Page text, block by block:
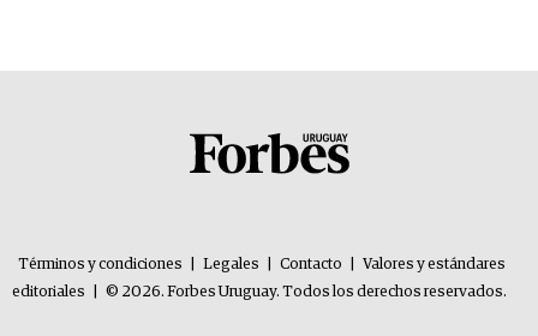
Términos y condiciones Legales Contacto
Valores y estándares
editoriales
© 2026. Forbes Uruguay. Todos los derechos reservados.